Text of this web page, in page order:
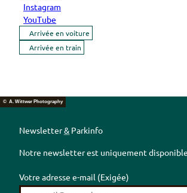
Instagram
YouTube
Arrivée en voiture
Arrivée en train
© A. Wittwer Photography
Newsletter& Parkinfo
Notre newsletter est uniquement
Votre adresse e-mail (Exigée)